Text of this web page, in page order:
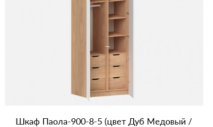
Шкаф Паола‑900‑8‑5 (цвет Дуб Медовый /